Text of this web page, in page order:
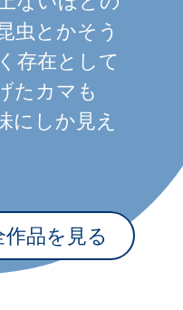
虫とかそう
存在として
たカマも
にしか見え
品を見る